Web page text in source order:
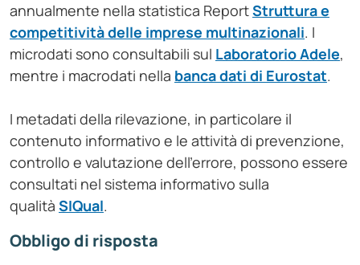
annualmente nella statistica ReportStruttura e
competitività delle imprese multinazionali. I
microdati sono consultabili sul Laboratorio Adele,
mentre i macrodati nella banca dati di Eurostat.
I metadati della rilevazione, in particolare il
contenuto informativo e le attività di prevenzione,
controllo e valutazione dell'errore, possono essere
consultati nel sistema informativo sulla
qualità SIQual.
Obbligo di risposta